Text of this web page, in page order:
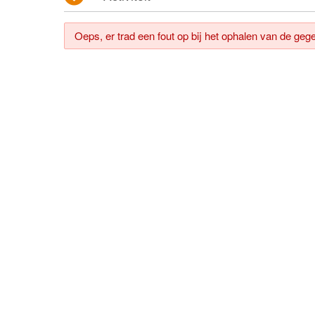
pakketfraude
Oeps, er trad een fout op bij het ophalen van de